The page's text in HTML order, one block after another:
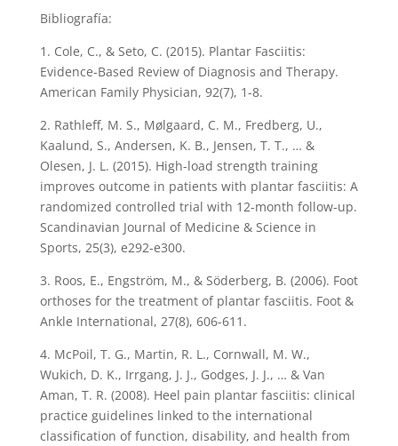
Bibliografía:
1. Cole, C., & Seto, C. (2015). Plantar Fasciitis:
Evidence-Based Review of Diagnosis and Therapy.
American Family Physician, 92(7), 1-8.
2. Rathleff, M. S., Mølgaard, C. M., Fredberg, U.,
Kaalund, S., Andersen, K. B., Jensen, T. T., … &
Olesen, J. L. (2015). High-load strength training
improves outcome in patients with plantar fasciitis: A
randomized controlled trial with 12-month follow-up.
Scandinavian Journal of Medicine & Science in
Sports, 25(3), e292-e300.
3. Roos, E., Engström, M., & Söderberg, B. (2006). Foot
orthoses for the treatment of plantar fasciitis. Foot &
Ankle International, 27(8), 606-611.
4. McPoil, T. G., Martin, R. L., Cornwall, M. W.,
Wukich, D. K., Irrgang, J. J., Godges, J. J., … & Van
Aman, T. R. (2008). Heel pain plantar fasciitis: clinical
practice guidelines linked to the international
classification of function, disability, and health from